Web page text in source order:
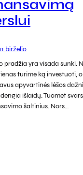
birželio
pradžia yra visada sunki.
turime ką investuoti,
apyvartinės lėšos
išlaidų. Tuomet
šaltinius. Nors…